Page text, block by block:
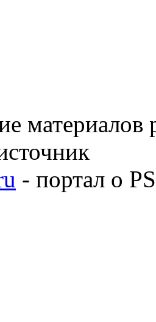
материалов
- портал о